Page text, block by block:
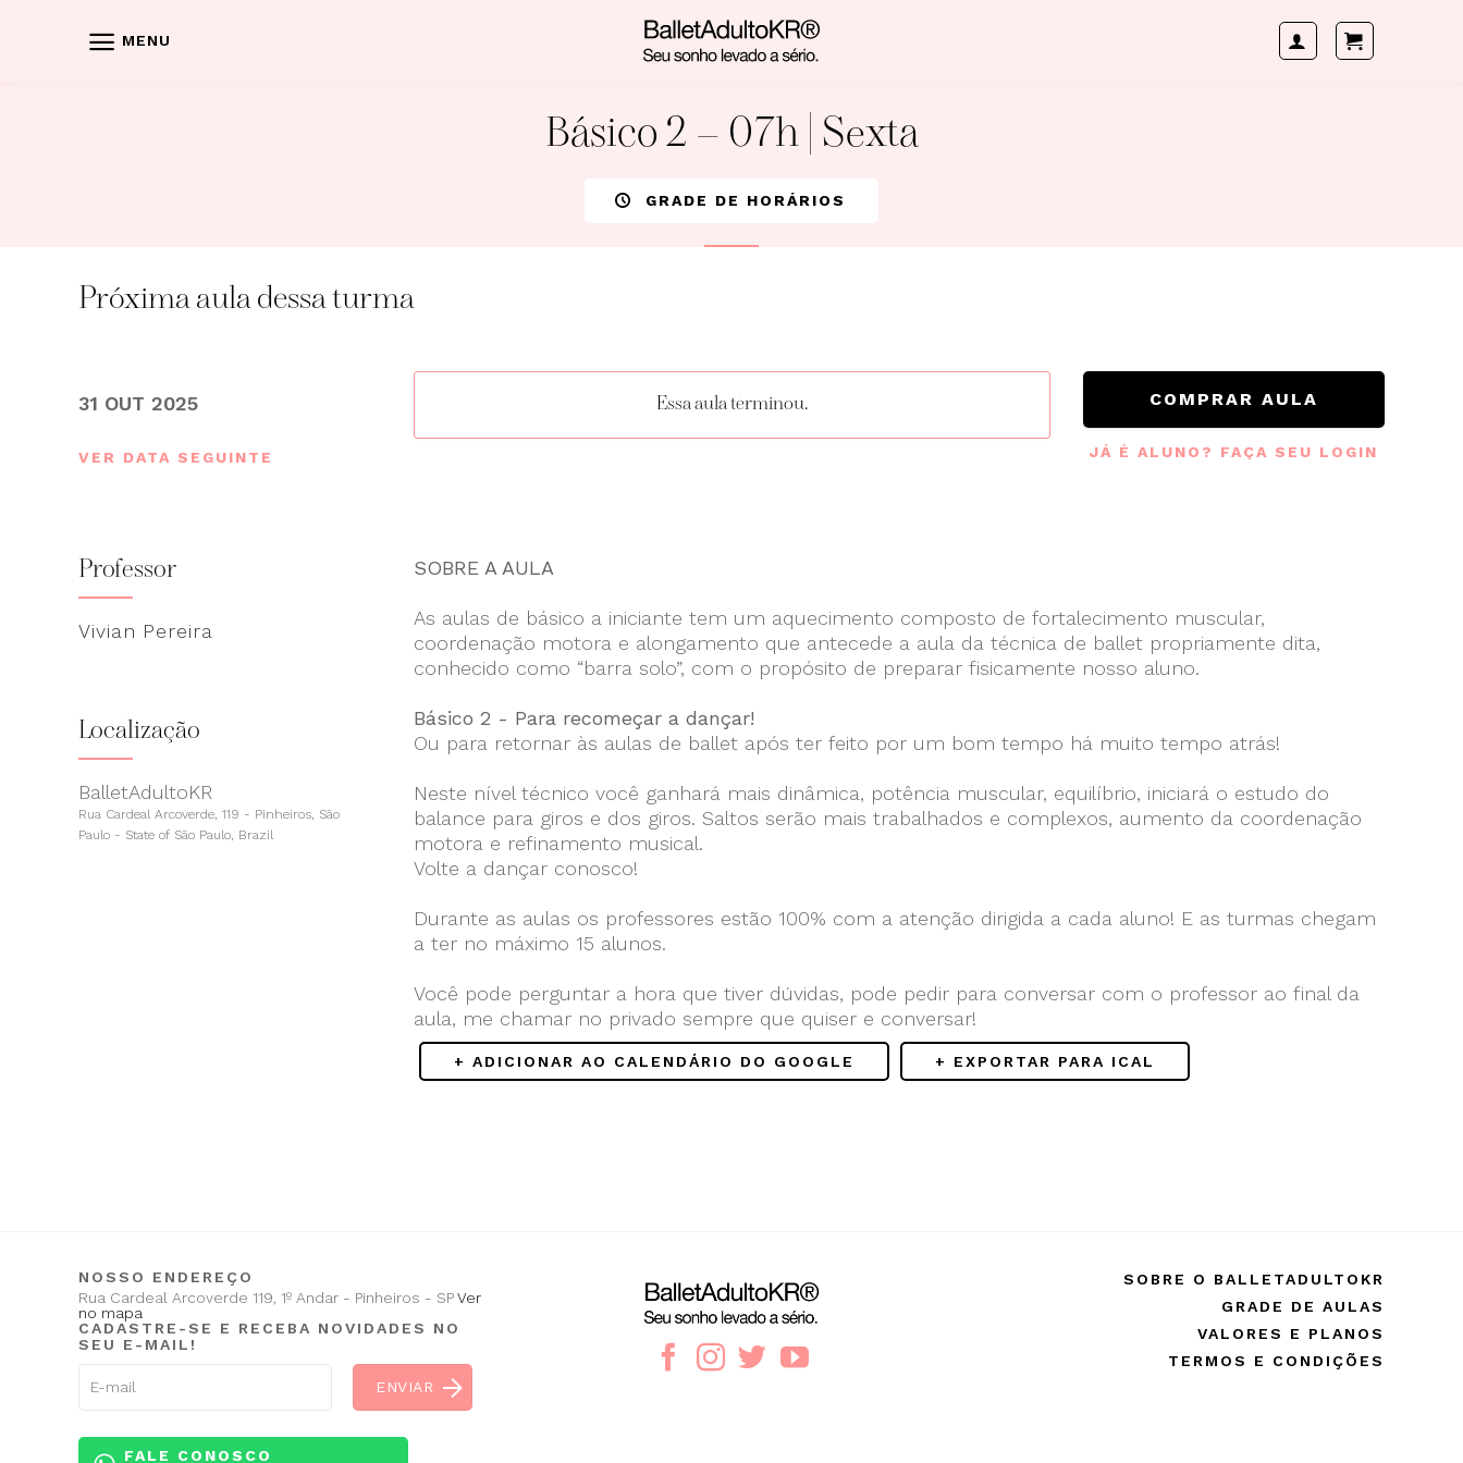
MENU
Básico 2 – 07h | Sexta
GRADE DE HORÁRIOS
Próxima aula dessa turma
31 OUT 2025
VER DATA SEGUINTE
Essa aula terminou. COMPRAR AULA
JÁ É ALUNO? FAÇA SEU LOGIN
Professor
Vivian Pereira
Localização
BalletAdultoKR
Rua Cardeal Arcoverde, 119 - Pinheiros, São
Paulo - State of São Paulo, Brazil
SOBRE A AULA
As aulas de básico a iniciante tem um aquecimento composto de fortalecimento muscular,
coordenação motora e alongamento que antecede a aula da técnica de ballet propriamente dita,
conhecido como “barra solo”, com o propósito de preparar fisicamente nosso aluno.
Básico 2 - Para recomeçar a dançar!
Ou para retornar às aulas de ballet após ter feito por um bom tempo há muito tempo atrás!
Neste nível técnico você ganhará mais dinâmica, potência muscular, equilíbrio, iniciará o estudo do
balance para giros e dos giros. Saltos serão mais trabalhados e complexos, aumento da coordenação
motora e refinamento musical.
Volte a dançar conosco!
Durante as aulas os professores estão 100% com a atenção dirigida a cada aluno! E as turmas chegam
a ter no máximo 15 alunos.
Você pode perguntar a hora que tiver dúvidas, pode pedir para conversar com o professor ao final da
aula, me chamar no privado sempre que quiser e conversar!
+ ADICIONAR AO CALENDÁRIO DO GOOGLE + EXPORTAR PARA ICAL
NOSSO ENDEREÇO
Rua Cardeal Arcoverde 119, 1º Andar - Pinheiros - SPVer
no mapa
CADASTRE-SE E RECEBA NOVIDADES NO
SEU E-MAIL!
FALE CONOSCO
SOBRE O BALLETADULTOKR
GRADE DE AULAS
VALORES E PLANOS
TERMOS E CONDIÇÕES